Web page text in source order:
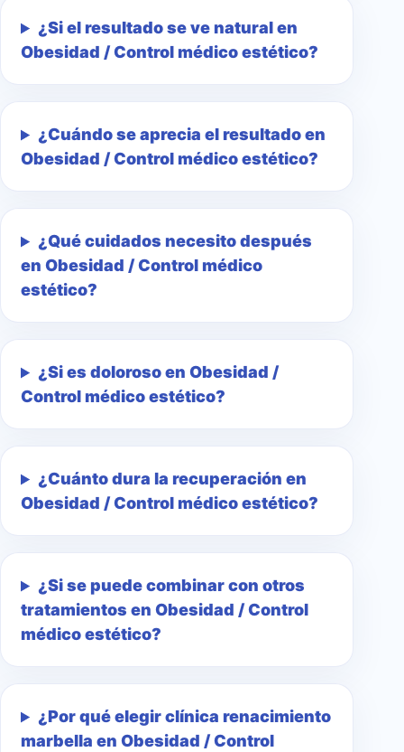
¿Si el resultado se ve natural en
Obesidad / Control médico estético?
¿Cuándo se aprecia el resultado en
Obesidad / Control médico estético?
¿Qué cuidados necesito después
en Obesidad / Control médico
estético?
¿Si es doloroso en Obesidad /
Control médico estético?
¿Cuánto dura la recuperación en
Obesidad / Control médico estético?
¿Si se puede combinar con otros
tratamientos en Obesidad / Control
médico estético?
¿Por qué elegir clínica renacimiento
marbella en Obesidad / Control